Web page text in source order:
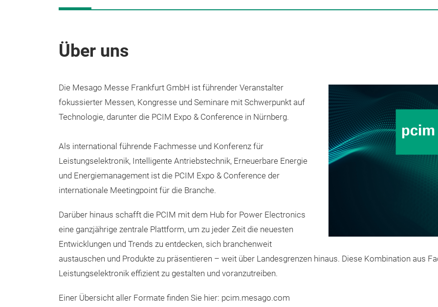
Über uns
Die Mesago Messe Frankfurt GmbH ist führender Veranstalter
fokussierter Messen, Kongresse und Seminare mit Schwerpunkt auf
Technologie, darunter die PCIM Expo & Conference in Nürnberg.
Als international führende Fachmesse und Konferenz für
Leistungselektronik, Intelligente Antriebstechnik, Erneuerbare Energie
und Energiemanagement ist die PCIM Expo & Conference der
internationale Meetingpoint für die Branche.
Darüber hinaus schafft die PCIM mit dem Hub for Power Electronics
eine ganzjährige zentrale Plattform, um zu jeder Zeit die neuesten
Entwicklungen und Trends zu entdecken, sich branchenweit
austauschen und Produkte zu präsentieren – weit über Landesgrenzen hinaus. Diese Kombination aus
Leistungselektronik effizient zu gestalten und voranzutreiben.
Einer Übersicht aller Formate finden Sie hier: pcim.mesago.com